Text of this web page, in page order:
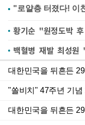
황기순 "원정도박
백혈병 재발 최성